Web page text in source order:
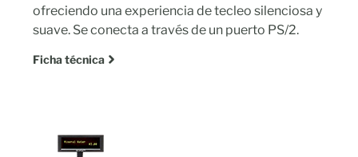
ofreciendo una experiencia de tecleo silenciosa y
suave. Se conecta a través de un puerto PS/2.
Ficha técnica